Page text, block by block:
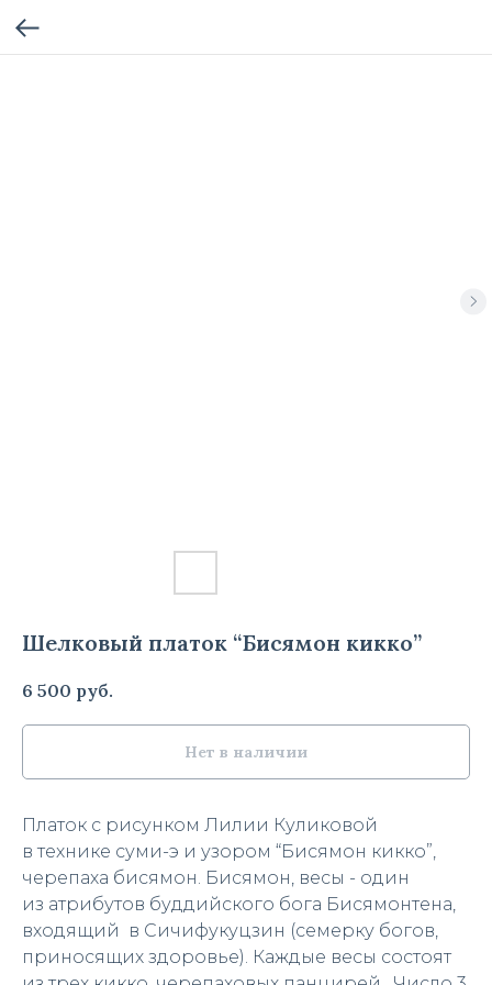
Шелковый платок “Бисямон кикко”
6 500 руб.
Нет в наличии
Платок с рисунком Лилии Куликовой
в технике суми-э и узором “Бисямон кикко”,
черепаха бисямон. Бисямон, весы - один
из атрибутов буддийского бога Бисямонтена,
входящий в Сичифукуцзин (семерку богов,
приносящих здоровье). Каждые весы состоят